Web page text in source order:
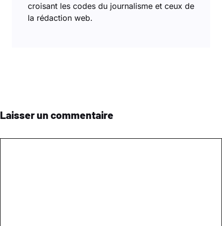
croisant les codes du journalisme et ceux de
la rédaction web.
Laisser un commentaire